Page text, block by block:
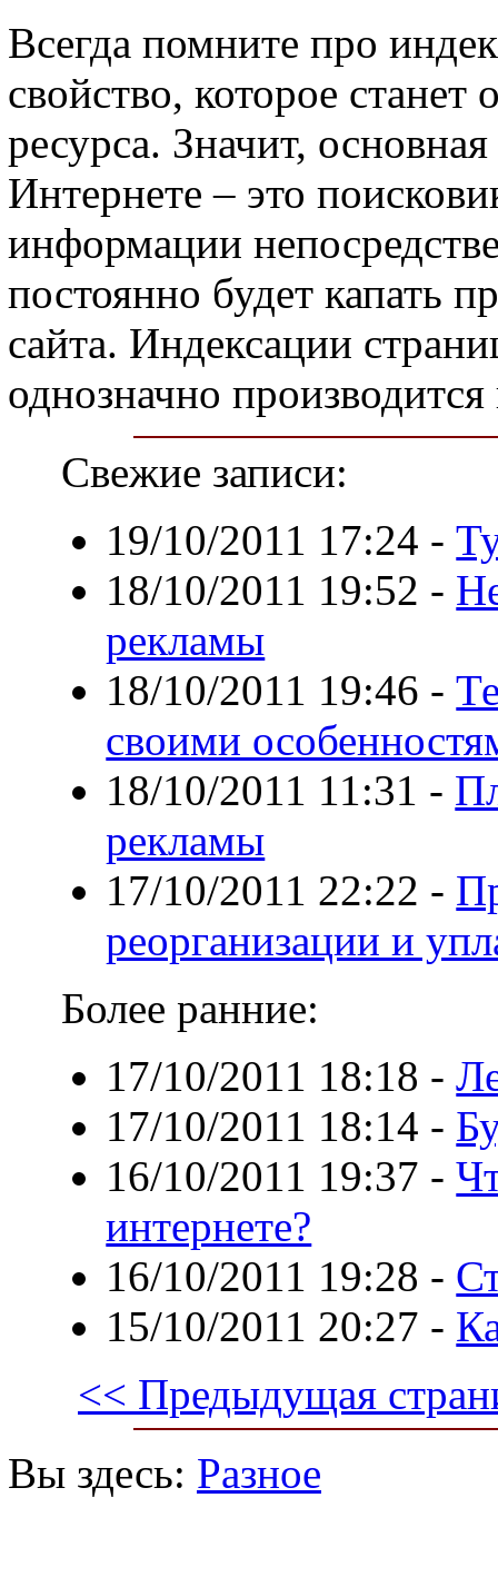
Всегда помните про
свойство, которое станет
ресурса. Значит,
Интернете – это
информации
постоянно будет капать
сайта. Индексации
однозначно
Свежие записи:
19/10/2011 17:24 -
18/10/2011 19:52 -
рекламы
18/10/2011 19:46 -
своими
18/10/2011 11:31 -
рекламы
17/10/2011 22:22 -
реорганизации и
Более ранние:
17/10/2011 18:18 -
17/10/2011 18:14 -
16/10/2011 19:37 -
интернете?
16/10/2011 19:28 -
15/10/2011 20:27 -
<< Предыдущая
Вы здесь: Разное